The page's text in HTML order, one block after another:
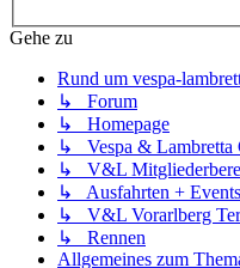
Gehe zu
Rund um vespa-
↳ Forum
↳ Homepage
↳ Vespa & Lambretta
↳ V&L
↳ Ausfahrten + Events
↳ V&L Vorarlberg
↳ Rennen
Allgemeines zum